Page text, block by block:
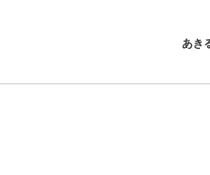
あき